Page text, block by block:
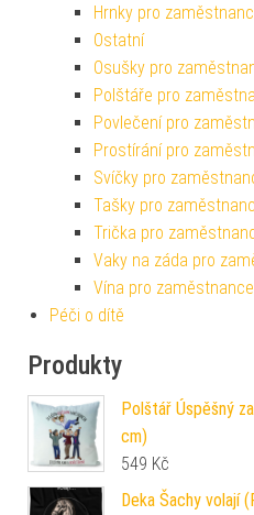
Hrnky pro
Ostatní
Osušky pro
Polštáře pro
Povlečení pro
Prostírání pro
Svíčky pro
Tašky pro
Trička pro
Vaky na záda pro
Vína pro zaměstnance
Péči o dítě
Produkty
Polštář Úspěšný
cm)
549 Kč
Deka Šachy volají